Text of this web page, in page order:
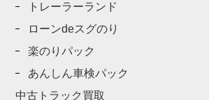
トレーラーランド
ローンdeスグのり
楽のりパック
あんしん車検パック
中古トラック買取